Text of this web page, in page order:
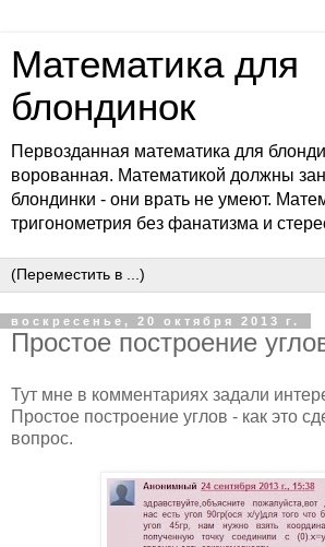
Математика для
блондинок
Первозданная математика для
ворованная. Математикой должны
блондинки - они врать не умеют.
тригонометрия без фанатизма и
воскресенье, 20 октября 2013 г.
Простое построение
Тут мне в комментариях задали
Простое построение углов - как это
вопрос.